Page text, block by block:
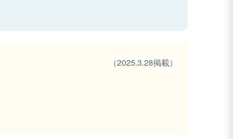
（2025.3.28掲載）